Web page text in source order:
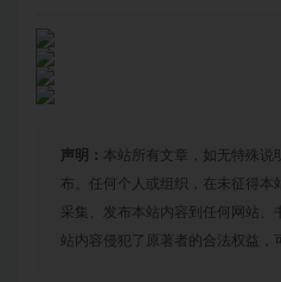
声明： 本站所有文章，如无特殊说
布。任何个人或组织，在未征得本
采集、发布本站内容到任何网站、
站内容侵犯了原著者的合法权益，